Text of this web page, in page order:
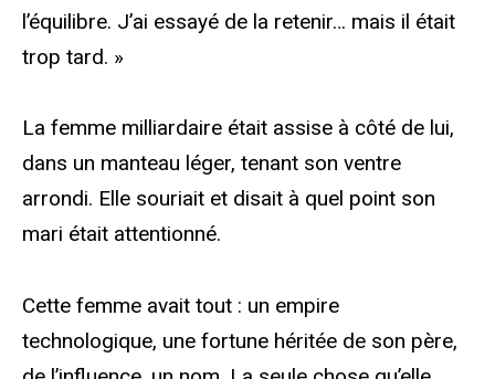
l’équilibre. J’ai essayé de la retenir… mais il était
trop tard. »
La femme milliardaire était assise à côté de lui,
dans un manteau léger, tenant son ventre
arrondi. Elle souriait et disait à quel point son
mari était attentionné.
Cette femme avait tout : un empire
technologique, une fortune héritée de son père,